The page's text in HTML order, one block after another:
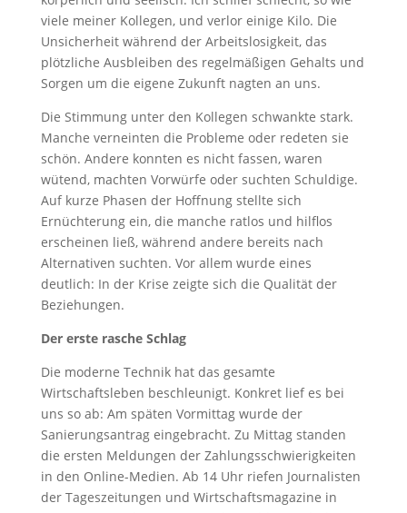
viele meiner Kollegen, und verlor einige Kilo. Die
Unsicherheit während der Arbeitslosigkeit, das
plötzliche Ausbleiben des regelmäßigen Gehalts und
Sorgen um die eigene Zukunft nagten an uns.
Die Stimmung unter den Kollegen schwankte stark.
Manche verneinten die Probleme oder redeten sie
schön. Andere konnten es nicht fassen, waren
wütend, machten Vorwürfe oder suchten Schuldige.
Auf kurze Phasen der Hoffnung stellte sich
Ernüchterung ein, die manche ratlos und hilflos
erscheinen ließ, während andere bereits nach
Alternativen suchten. Vor allem wurde eines
deutlich: In der Krise zeigte sich die Qualität der
Beziehungen.
Der erste rasche Schlag
Die moderne Technik hat das gesamte
Wirtschaftsleben beschleunigt. Konkret lief es bei
uns so ab: Am späten Vormittag wurde der
Sanierungsantrag eingebracht. Zu Mittag standen
die ersten Meldungen der Zahlungsschwierigkeiten
in den Online-Medien. Ab 14 Uhr riefen Journalisten
der Tageszeitungen und Wirtschaftsmagazine in